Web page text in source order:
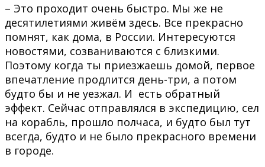
– Это проходит очень быстро. Мы же не
десятилетиями живём здесь. Все прекрасно
помнят, как дома, в России. Интересуются
новостями, созваниваются с близкими.
Поэтому когда ты приезжаешь домой, первое
впечатление продлится день-три, а потом
будто бы и не уезжал. И есть обратный
эффект. Сейчас отправлялся в экспедицию, сел
на корабль, прошло полчаса, и будто был тут
всегда, будто и не было прекрасного времени
в городе.